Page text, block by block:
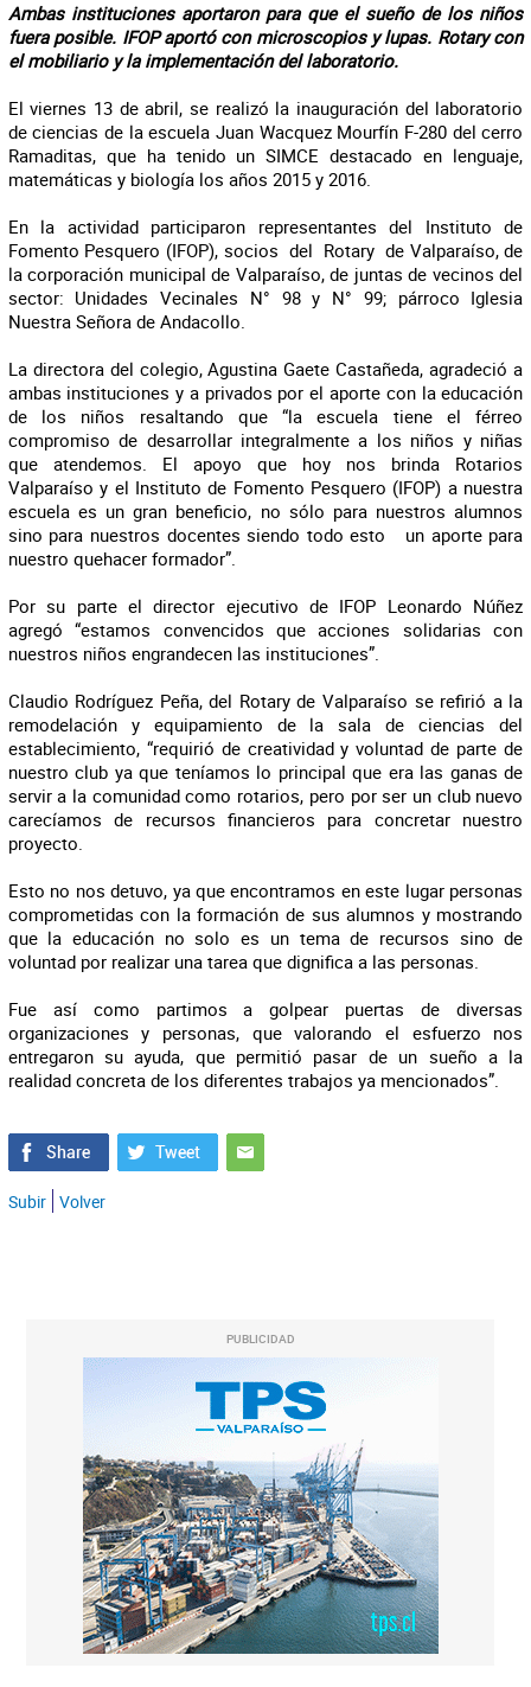
Ambas instituciones aportaron para que el sueño de los niños
fuera posible. IFOP aportó con microscopios y lupas. Rotary con
el mobiliario y la implementación del laboratorio.
El viernes 13 de abril, se realizó la inauguración del laboratorio
de ciencias de la escuela Juan Wacquez Mourfín F-280 del cerro
Ramaditas, que ha tenido un SIMCE destacado en lenguaje,
matemáticas y biología los años 2015 y 2016.
En la actividad participaron representantes del Instituto de
Fomento Pesquero (IFOP), socios del Rotary de Valparaíso, de
la corporación municipal de Valparaíso, de juntas de vecinos del
sector: Unidades Vecinales N° 98 y N° 99; párroco Iglesia
Nuestra Señora de Andacollo.
La directora del colegio, Agustina Gaete Castañeda, agradeció a
ambas instituciones y a privados por el aporte con la educación
de los niños resaltando que “la escuela tiene el férreo
compromiso de desarrollar integralmente a los niños y niñas
que atendemos. El apoyo que hoy nos brinda Rotarios
Valparaíso y el Instituto de Fomento Pesquero (IFOP) a nuestra
escuela es un gran beneficio, no sólo para nuestros alumnos
sino para nuestros docentes siendo todo esto un aporte para
nuestro quehacer formador”.
Por su parte el director ejecutivo de IFOP Leonardo Núñez
agregó “estamos convencidos que acciones solidarias con
nuestros niños engrandecen las instituciones”.
Claudio Rodríguez Peña, del Rotary de Valparaíso se refirió a la
remodelación y equipamiento de la sala de ciencias del
establecimiento, “requirió de creatividad y voluntad de parte de
nuestro club ya que teníamos lo principal que era las ganas de
servir a la comunidad como rotarios, pero por ser un club nuevo
carecíamos de recursos financieros para concretar nuestro
proyecto.
Esto no nos detuvo, ya que encontramos en este lugar personas
comprometidas con la formación de sus alumnos y mostrando
que la educación no solo es un tema de recursos sino de
voluntad por realizar una tarea que dignifica a las personas.
Fue así como partimos a golpear puertas de diversas
organizaciones y personas, que valorando el esfuerzo nos
entregaron su ayuda, que permitió pasar de un sueño a la
realidad concreta de los diferentes trabajos ya mencionados”.
Subir Volver
PUBLICIDAD